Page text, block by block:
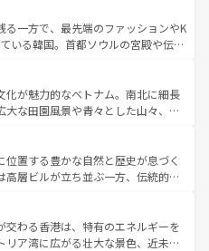
新着のハワイ情報
照してほしい。
充実しており、サーフィンやダイ
ど、アウトドア好きにはたまらな
多彩な魅力を存分に味わいつくそ
である台湾東部など、都市の喧騒
しており、訪れる人に新しい発見と
る。また、奥深い台湾の食文化も魅
ーツなど、バラエティ豊かな料理
なお、新着の台湾情報は コンテンツ一覧を参
る一方で、最先端のファッションやK
いる韓国。首都ソウルの宮殿や伝統
四季折々の自然美を楽しむことが
チや焼肉、絶品のストリートフード
料理が待っている。夜には、韓国な
韓国の多彩な魅力を心ゆくまで味
わってみてほしい。 なお、新着の韓国情報はコンテンツ一
化が魅力的なベトナム。南北に細長
大な田園風景や青々とした山々、世
息づく。ハノイの古い町並みやホ
統治時代の建物も、独特の雰囲気を
、バラエティの豊かさとおいしさで
ー、ベトナムコーヒーなどは、ぜ
どの地域を訪れてもあたたかい人々
るので、きっと忘れられない旅にな
位置する豊かな自然と歴史が息づく
高層ビルが立ち並ぶ一方、伝統的な
北部ではチェンマイなどの山岳地
南部ではプーケットやクラビの美し
分を楽しむことができる。タイ料理
交わる香港は、特有のエネルギーを
リア湾に広がる壮大な景色、近未来